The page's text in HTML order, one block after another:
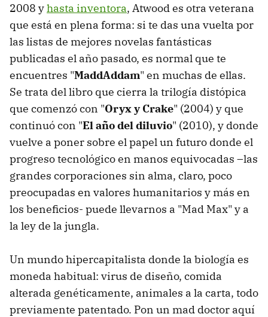
2008 yhasta inventora, Atwood es otra veterana
que está en plena forma: si te das una vuelta por
las listas de mejores novelas fantásticas
publicadas el año pasado, es normal que te
encuentres "MaddAddam" en muchas de ellas.
Se trata del libro que cierra la trilogía distópica
que comenzó con "Oryx y Crake" (2004) y que
continuó con "El año del diluvio" (2010), y donde
vuelve a poner sobre el papel un futuro donde el
progreso tecnológico en manos equivocadas –las
grandes corporaciones sin alma, claro, poco
preocupadas en valores humanitarios y más en
los beneficios- puede llevarnos a "Mad Max" y a
la ley de la jungla.
Un mundo hipercapitalista donde la biología es
moneda habitual: virus de diseño, comida
alterada genéticamente, animales a la carta, todo
previamente patentado. Pon un mad doctor aquí